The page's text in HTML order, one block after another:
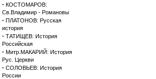
· КОСТОМАРОВ:
Св.Владимир - Романовы
· ПЛАТОНОВ: Русская
история
· ТАТИЩЕВ: История
Российская
· Митр.МАКАРИЙ: История
Рус. Церкви
· СОЛОВЬЕВ: История
России